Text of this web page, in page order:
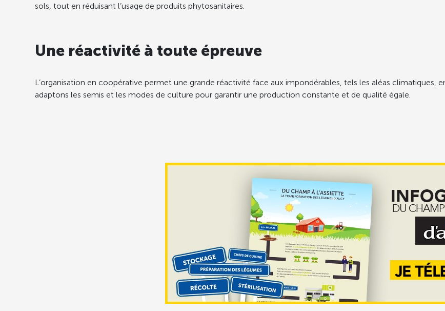
sols, tout en réduisant l’usage de produits phytosanitaires.
Une réactivité à toute épreuve
L’organisation en coopérative permet une grande réactivité face aux impondérables, tels les aléas
adaptons les semis et les modes de culture pour garantir une production constante et de qualité égale.